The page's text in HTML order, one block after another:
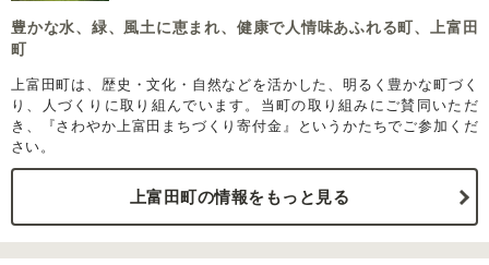
豊かな水、緑、風土に恵まれ、健康で人情味あふれる町、上富田
町
上富田町は、歴史・文化・自然などを活かした、明るく豊かな町づく
り、人づくりに取り組んでいます。当町の取り組みにご賛同いただ
き、『さわやか上富田まちづくり寄付金』というかたちでご参加くだ
さい。
上富田町の情報をもっと見る